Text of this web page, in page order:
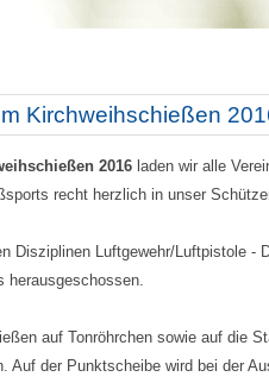
Kirchweihschießen
2016laden wir alle
recht herzlich in unser
Disziplinen Luftgewehr/Luftpistole -
herausgeschossen.
auf Tonröhrchen sowie auf die
Auf der Punktscheibe wird bei der